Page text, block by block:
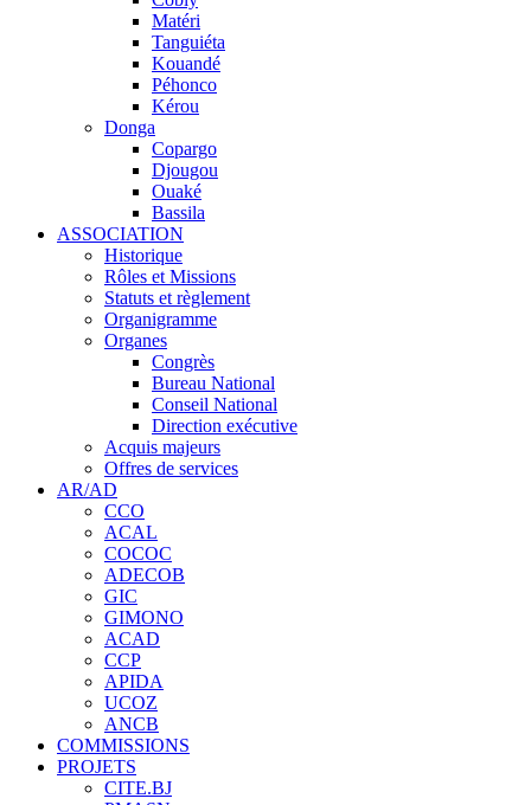
Matéri
Tanguiéta
Kouandé
Péhonco
Kérou
Donga
Copargo
Djougou
Ouaké
Bassila
ASSOCIATION
Historique
Rôles et Missions
Statuts et règlement
Organigramme
Organes
Congrès
Bureau National
Conseil National
Direction exécutive
Acquis majeurs
Offres de services
AR/AD
CCO
ACAL
COCOC
ADECOB
GIC
GIMONO
ACAD
CCP
APIDA
UCOZ
ANCB
COMMISSIONS
PROJETS
CITE.BJ